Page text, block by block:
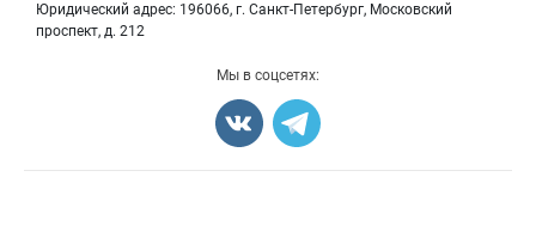
Юридический адрес: 196066, г. Санкт-Петербург, Московский
проспект, д. 212
Блог
Мы в соцсетях: